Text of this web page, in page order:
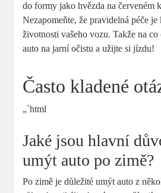
do formy jako hvězda na červeném
Nezapomeňte, že pravidelná péče
životnosti vašeho vozu. Takže na co
auto na jarní očistu a užijte si jízdu!
Často kladené
„`html
Jaké jsou hlavní
umýt auto po zimě?
Po zimě je důležité umýt auto z